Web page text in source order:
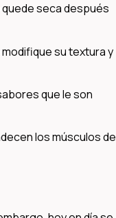
quede seca después
su textura y
que le son
los músculos de